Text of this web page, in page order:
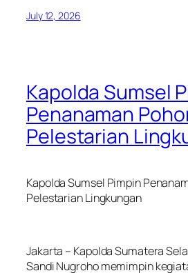
July 12, 2026
Kapolda Sumsel
Penanaman
Pelestarian
Kapolda Sumsel Pimpin
Pelestarian Lingkungan
Jakarta – Kapolda Sumatera
Sandi Nugroho memimpin